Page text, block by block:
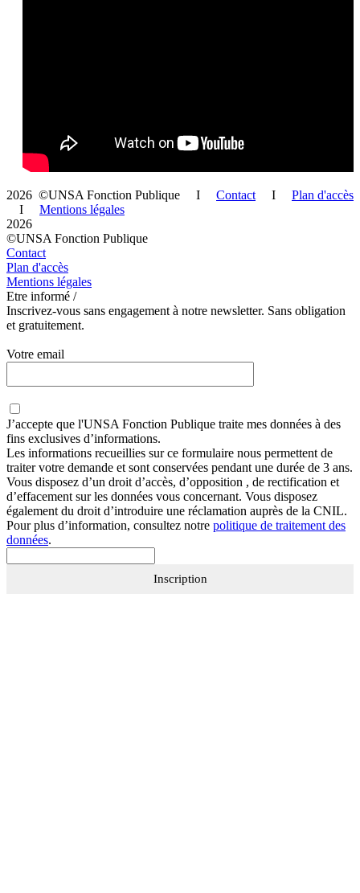
2026 ©UNSA Fonction Publique I Contact I Plan d'accès
I Mentions légales
2026
©UNSA Fonction Publique
Contact
Plan d'accès
Mentions légales
Etre informé /
Inscrivez-vous sans engagement à notre newsletter. Sans obligation
et gratuitement.
Votre email
J’accepte que l'UNSA Fonction Publique traite mes données à des
fins exclusives d’informations.
Les informations recueillies sur ce formulaire nous permettent de
traiter votre demande et sont conservées pendant une durée de 3 ans.
Vous disposez d’un droit d’accès, d’opposition , de rectification et
d’effacement sur les données vous concernant. Vous disposez
également du droit d’introduire une réclamation auprès de la CNIL.
Pour plus d’information, consultez notre politique de traitement des
données.
Inscription